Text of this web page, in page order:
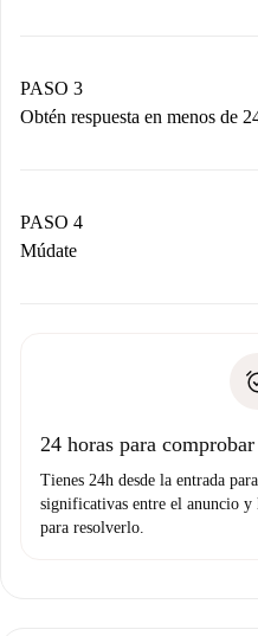
propietario acepte.
PASO 3
Obtén respuesta en menos de
contacto con el
Si es rechazada: No te
Prueba de
PASO 4
Múdate
no nos comunicas
24 horas para
Tienes 24h desde la entrada
significativas entre el anuncio y
para resolverlo.